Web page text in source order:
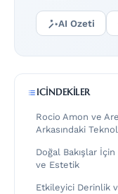
AI Ozeti
ICINDEKILER
Rocio Amon ve
Arkasındaki
Doğal Bakışlar
ve Estetik
Etkileyici Derinlik